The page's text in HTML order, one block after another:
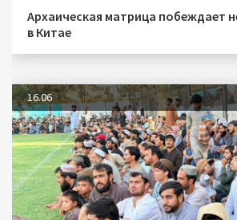
Архаическая матрица побеждает
в Китае
16.06